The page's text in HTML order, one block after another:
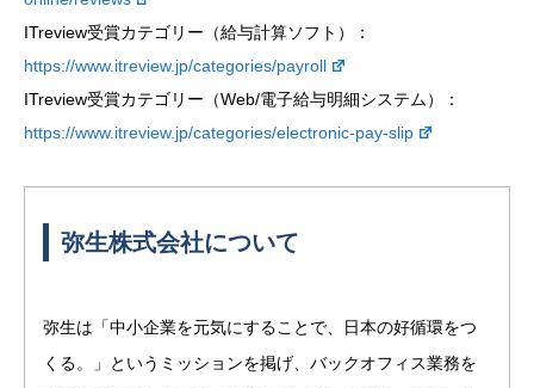
ITreview受賞カテゴリー（給与計算ソフト）：
https://www.itreview.jp/categories/payroll
ITreview受賞カテゴリー（Web/電子給与明細システム）：
https://www.itreview.jp/categories/electronic-pay-slip
弥生株式会社について
弥生は「中小企業を元気にすることで、日本の好循環をつ
くる。」というミッションを掲げ、バックオフィス業務を